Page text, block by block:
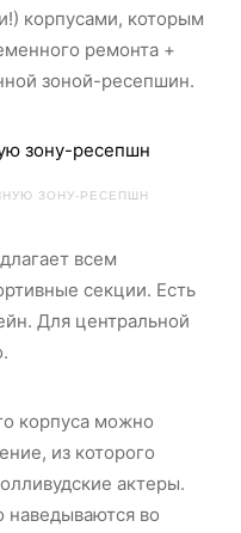
корпусами, которым
ремонта +
зоной-ресепшин.
ЗОНУ-РЕСЕПШН
всем
секции. Есть
Для центральной
корпуса можно
из которого
актеры.
наведываются во